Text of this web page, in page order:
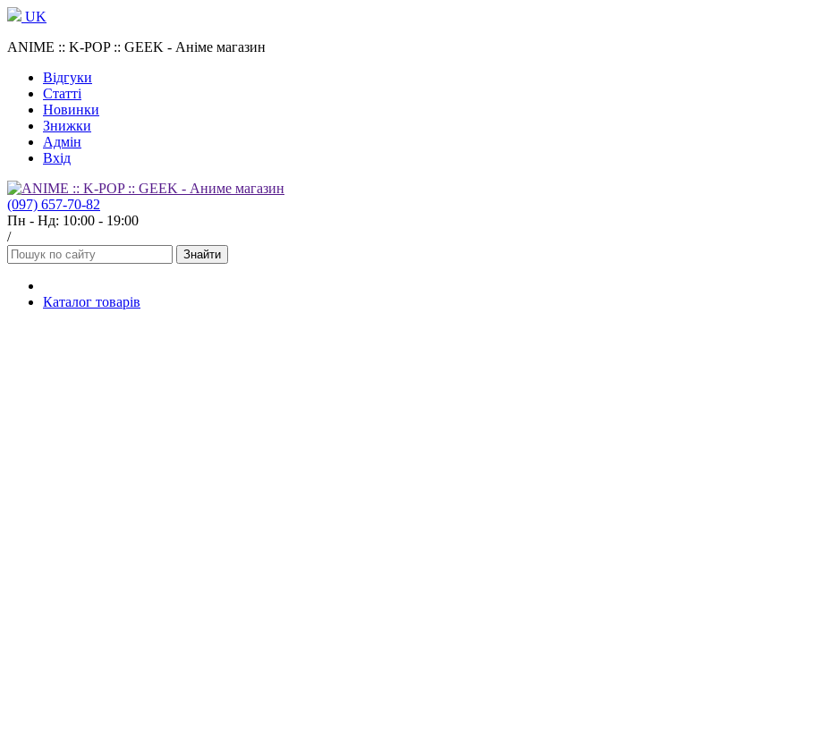
UK
ANIME :: K-POP :: GEEK - Аніме магазин
Відгуки
Cтатті
Новинки
Знижки
Адмін
Вхід
(097) 657-70-82
Пн - Нд: 10:00 - 19:00
/
Знайти
Каталог товарів